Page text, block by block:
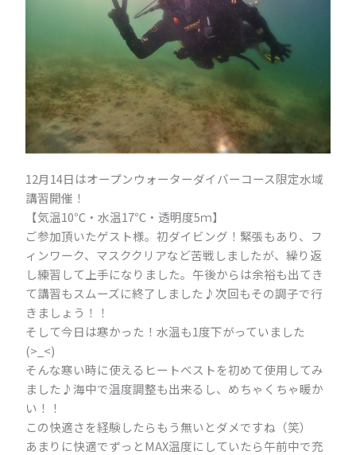
12月14日はオープンウォーターダイバーコース限定水域
講習開催！
【気温10℃・水温17℃・透明度5ｍ】
ご参加頂いたゲスト様。初ダイビング！緊張もあり、フ
ィンワーク、マスククリアなど苦戦しましたが、繰り返
し練習して上手になりました。午後からは余裕も出てき
て講習もスムーズに終了しました♪次回もその調子で行
きましょう！！
そして今日は寒かった！水温も1度下がっていました
(>_<)
そんな寒い時に使えるヒートベストを初めて使用してみ
ました♪海中で温度調整も出来るし、めちゃくちゃ暖か
い！！
この快適さを経験したらもう無いとダメですね（笑）
あまりに快適でずっとMAX温度にしていたら午前中で充